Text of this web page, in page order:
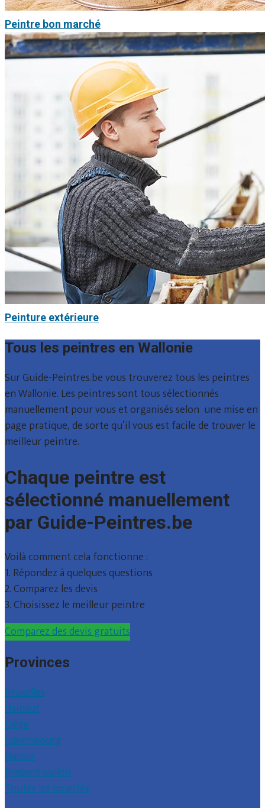
Peintre bon marché
Peinture extérieure
Tous les peintres en Wallonie
Sur Guide-Peintres.be vous trouverez tous les peintres
en Wallonie. Les peintres sont tous sélectionnés
manuellement pour vous et organisés selon une mise en
page pratique, de sorte qu’il vous est facile de trouver le
meilleur peintre.
Chaque peintre est
sélectionné manuellement
par Guide-Peintres.be
Voilà comment cela fonctionne :
1. Répondez à quelques questions
2. Comparez les devis
3. Choisissez le meilleur peintre
Comparez des devis gratuits
Provinces
Bruxelles
Hainaut
Liège
Luxembourg
Namur
Brabant wallon
Toutes les localités